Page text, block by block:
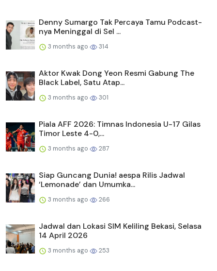
Denny Sumargo Tak Percaya Tamu Podcast-
nya Meninggal di Sel ...
3 months ago 314
Aktor Kwak Dong Yeon Resmi Gabung The
Black Label, Satu Atap...
3 months ago 301
Piala AFF 2026: Timnas Indonesia U-17 Gilas
Timor Leste 4-0,...
3 months ago 287
Siap Guncang Dunia! aespa Rilis Jadwal
‘Lemonade’ dan Umumka...
3 months ago 266
Jadwal dan Lokasi SIM Keliling Bekasi, Selasa
14 April 2026
3 months ago 253